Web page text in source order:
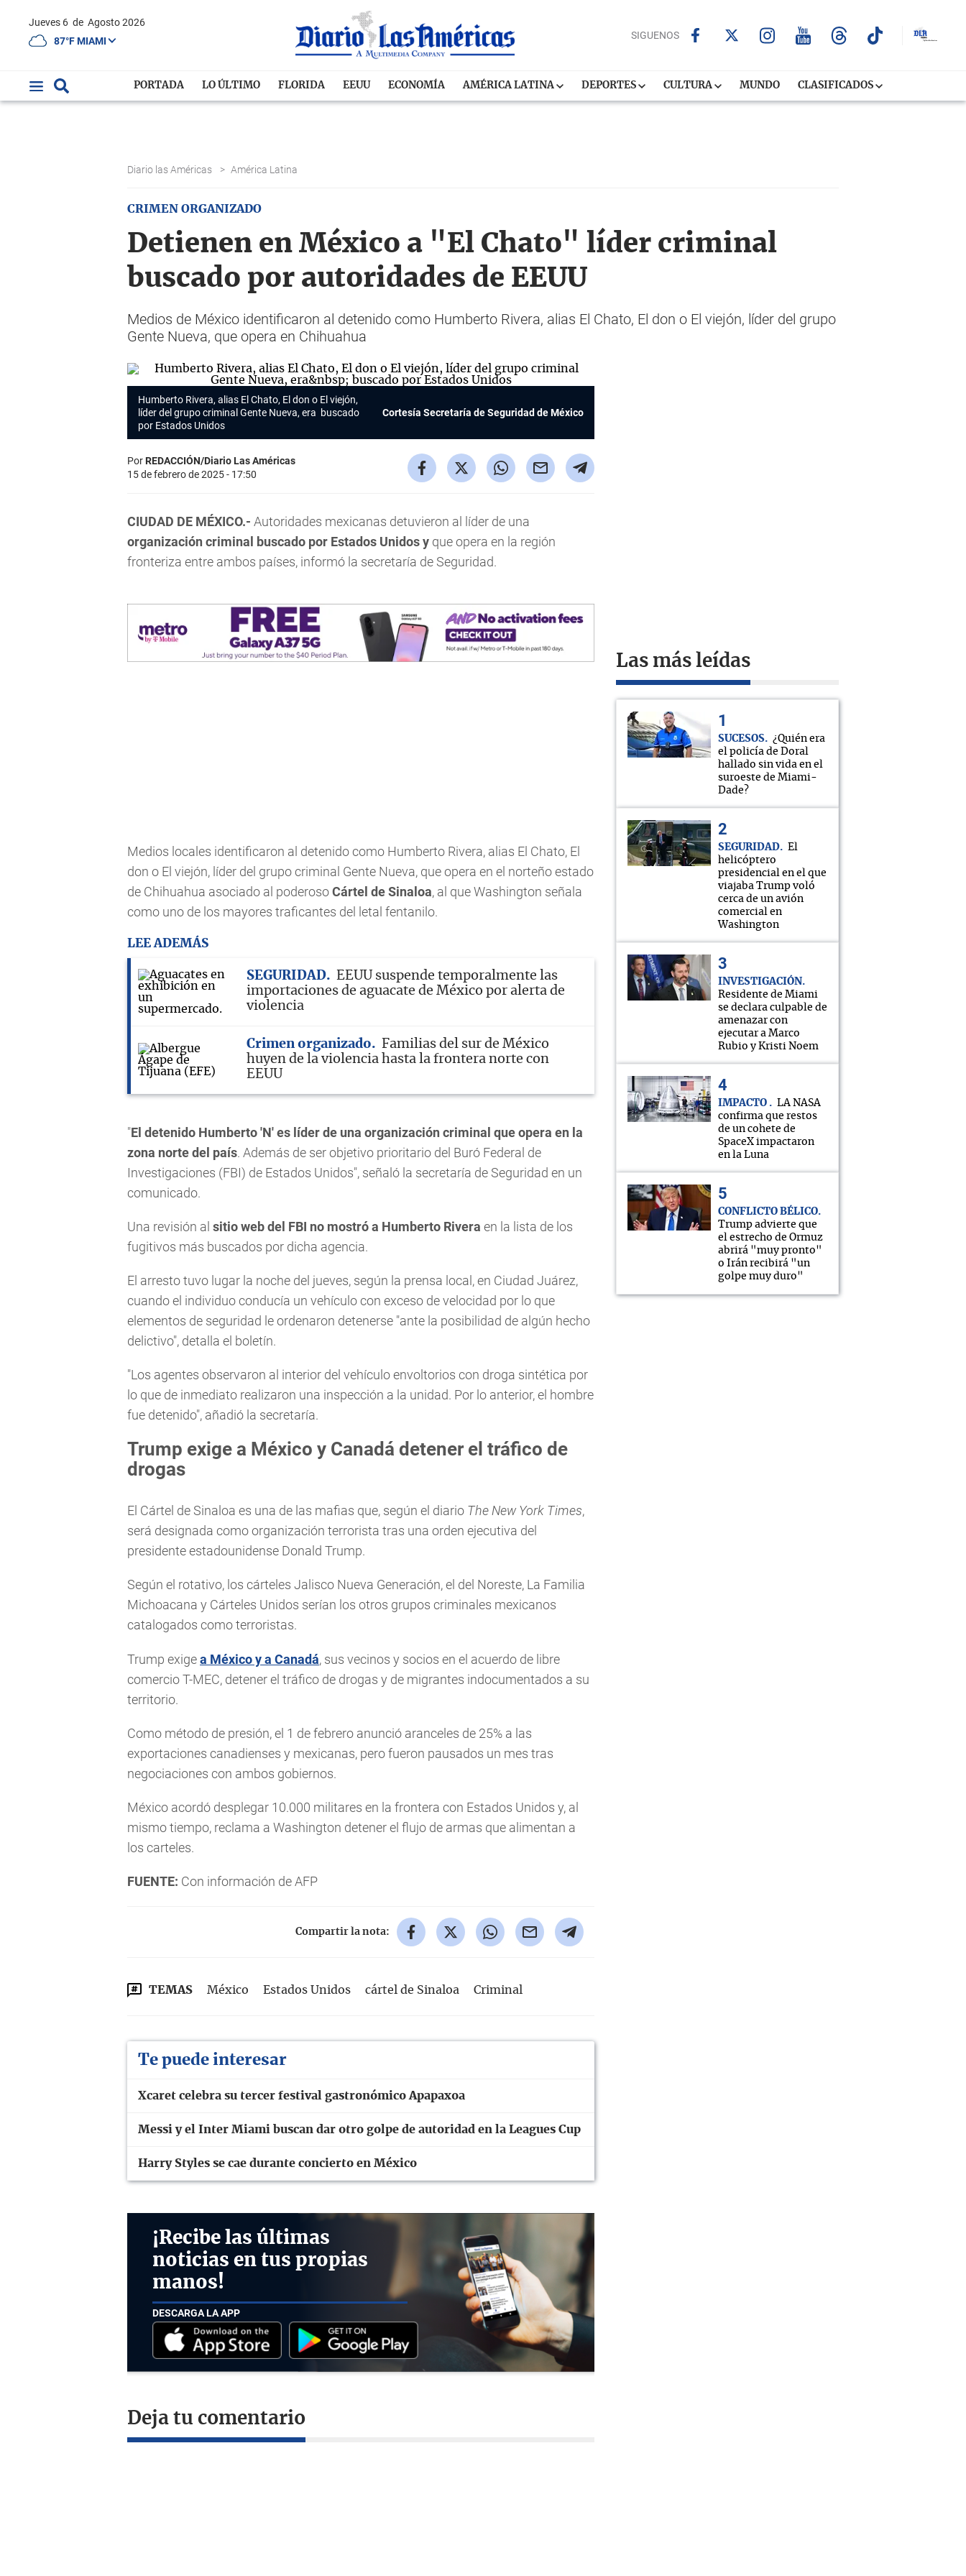
Jueves 6 de Agosto 2026
87°F MIAMI
SIGUENOS
PORTADA LO ÚLTIMO FLORIDA EEUU ECONOMÍA AMÉRICA LATINA DEPORTES CULTURA MUNDO CLASIFICADOS
Diario las Américas > América Latina
CRIMEN ORGANIZADO
Detienen en México a "El Chato" líder criminal
buscado por autoridades de EEUU
Medios de México identificaron al detenido como Humberto Rivera, alias El Chato, El don o El viejón, líder del grupo
Gente Nueva, que opera en Chihuahua
Humberto Rivera, alias El Chato, El don o El viejón,
líder del grupo criminal Gente Nueva, era buscado
por Estados Unidos
Cortesía Secretaría de Seguridad de México
PorREDACCIÓN/Diario Las Américas
15 de febrero de 2025 - 17:50
CIUDAD DE MÉXICO.- Autoridades mexicanas detuvieron al líder de una
organización criminal buscado por Estados Unidos y que opera en la región
fronteriza entre ambos países, informó la secretaría de Seguridad.
Medios locales identificaron al detenido como Humberto Rivera, alias El Chato, El
don o El viejón, líder del grupo criminal Gente Nueva, que opera en el norteño estado
de Chihuahua asociado al poderosoCártel de Sinaloa, al que Washington señala
como uno de los mayores traficantes del letal fentanilo.
LEE ADEMÁS
SEGURIDAD
EEUU suspende temporalmente las
importaciones de aguacate de México por alerta de
violencia
Crimen organizado
Familias del sur de México
huyen de la violencia hasta la frontera norte con
EEUU
"El detenido Humberto 'N' es líder de una organización criminal que opera en la
zona norte del país. Además de ser objetivo prioritario del Buró Federal de
Investigaciones (FBI) de Estados Unidos", señaló la secretaría de Seguridad en un
comunicado.
Una revisión al sitio web del FBI no mostró a Humberto Rivera en la lista de los
fugitivos más buscados por dicha agencia.
El arresto tuvo lugar la noche del jueves, según la prensa local, en Ciudad Juárez,
cuando el individuo conducía un vehículo con exceso de velocidad por lo que
elementos de seguridad le ordenaron detenerse "ante la posibilidad de algún hecho
delictivo", detalla el boletín.
"Los agentes observaron al interior del vehículo envoltorios con droga sintética por
lo que de inmediato realizaron una inspección a la unidad. Por lo anterior, el hombre
fue detenido", añadió la secretaría.
Trump exige a México y Canadá detener el tráfico de
drogas
El Cártel de Sinaloa es una de las mafias que, según el diario The New York Times,
será designada como organización terrorista tras una orden ejecutiva del
presidente estadounidense Donald Trump.
Según el rotativo, los cárteles Jalisco Nueva Generación, el del Noreste, La Familia
Michoacana y Cárteles Unidos serían los otros grupos criminales mexicanos
catalogados como terroristas.
Trump exigea México y a Canadá, sus vecinos y socios en el acuerdo de libre
comercio T-MEC, detener el tráfico de drogas y de migrantes indocumentados a su
territorio.
Como método de presión, el 1 de febrero anunció aranceles de 25% a las
exportaciones canadienses y mexicanas, pero fueron pausados un mes tras
negociaciones con ambos gobiernos.
México acordó desplegar 10.000 militares en la frontera con Estados Unidos y, al
mismo tiempo, reclama a Washington detener el flujo de armas que alimentan a
los carteles.
FUENTE: Con información de AFP
Compartir la nota:
TEMAS México Estados Unidos cártel de Sinaloa Criminal
Te puede interesar
Xcaret celebra su tercer festival gastronómico Apapaxoa
Messi y el Inter Miami buscan dar otro golpe de autoridad en la Leagues Cup
Harry Styles se cae durante concierto en México
¡Recibe las últimas
noticias en tus propias
manos!
DESCARGA LA APP
Deja tu comentario
Las más leídas
SUCESOS
¿Quién era
el policía de Doral
hallado sin vida en el
suroeste de Miami-
Dade?
SEGURIDAD
El
helicóptero
presidencial en el que
viajaba Trump voló
cerca de un avión
comercial en
Washington
INVESTIGACIÓN
Residente de Miami
se declara culpable de
amenazar con
ejecutar a Marco
Rubio y Kristi Noem
IMPACTO
LA NASA
confirma que restos
de un cohete de
SpaceX impactaron
en la Luna
CONFLICTO BÉLICO
Trump advierte que
el estrecho de Ormuz
abrirá "muy pronto"
o Irán recibirá "un
golpe muy duro"